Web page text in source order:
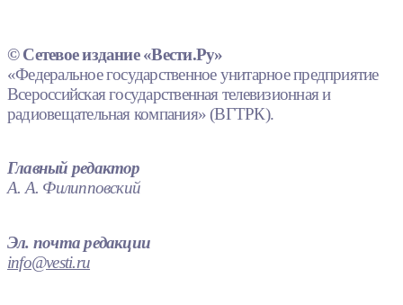
© Сетевое издание «Вести.Ру»
«Федеральное государственное унитарное предприятие
Всероссийская государственная телевизионная и
радиовещательная компания» (ВГТРК).
Главный редактор
А. А. Филипповский
Эл. почта редакции
info@vesti.ru